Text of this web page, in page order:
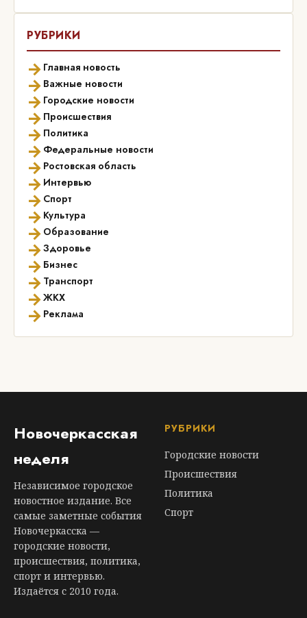
РУБРИКИ
→ Главная новость
→ Важные новости
→ Городские новости
→ Происшествия
→ Политика
→ Федеральные новости
→ Ростовская область
→ Интервью
→ Спорт
→ Культура
→ Образование
→Здоровье
→ Бизнес
→ Транспорт
→ЖКХ
→ Реклама
Новочеркасская
неделя
Независимое городское
новостное издание. Все
самые заметные события
Новочеркасска —
городские новости,
происшествия, политика,
спорт и интервью.
Издаётся с 2010 года.
РУБРИКИ
Городские новости
Происшествия
Политика
Спорт